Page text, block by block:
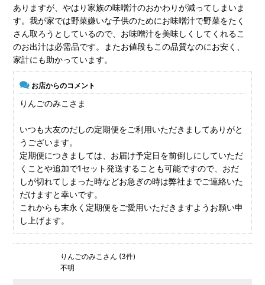
ありますが、やはり家族の味噌汁のおかわりが減ってしまいま
す。我が家では野菜嫌いな子供のためにお味噌汁で野菜をたく
さん取ろうとしているので、お味噌汁を美味しくしてくれるこ
のお出汁は必需品です。またお値段もこの品質なのにお安く、
家計にも助かっています。
お店からのコメント
りんごのみこさま
いつも大友のだしの定期便をご利用いただきましてありがと
うございます。
定期便につきましては、お届け予定日を前倒しにしていただ
くことや追加で1セット発送することも可能ですので、おだ
しが切れてしまった時などお急ぎの時は弊社までご連絡いた
だけますと幸いです。
これからも末永く定期便をご愛用いただきますようお願い申
し上げます。
りんごのみこさん (3件)
不明